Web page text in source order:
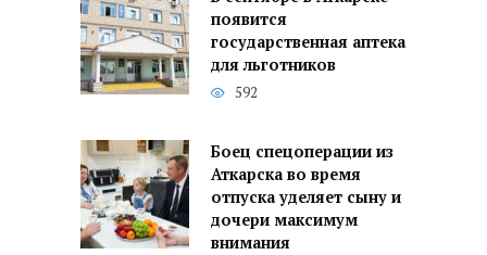
появится
государственная аптека
для льготников
592
Боец спецоперации из
Аткарска во время
отпуска уделяет сыну и
дочери максимум
внимания